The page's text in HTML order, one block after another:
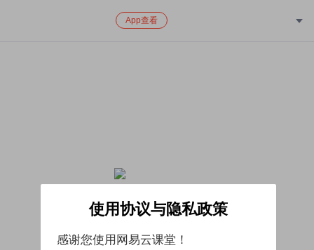
App查看
使用协议与隐私政策
感谢您使用网易云课堂！